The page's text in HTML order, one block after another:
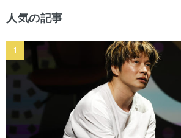
人気の記事